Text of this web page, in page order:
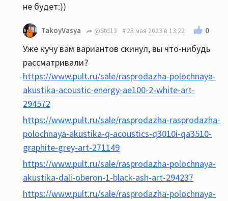
не будет:))
TakoyVasya @Std13 25 мая 2023 в 13:22 0
Уже кучу вам вариантов скинул, вы что-нибудь
рассматривали?
https://www.pult.ru/sale/rasprodazha-polochnaya-
akustika-acoustic-energy-ae100-2-white-art-
294572
https://www.pult.ru/sale/rasprodazha-rasprodazha-
polochnaya-akustika-q-acoustics-q3010i-qa3510-
graphite-grey-art-271149
https://www.pult.ru/sale/rasprodazha-polochnaya-
akustika-dali-oberon-1-black-ash-art-294237
https://www.pult.ru/sale/rasprodazha-polochnaya-